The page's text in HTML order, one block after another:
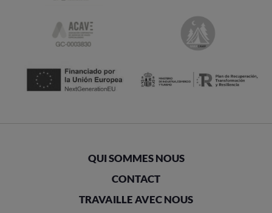
QUI SOMMES NOUS
CONTACT
TRAVAILLE AVEC NOUS